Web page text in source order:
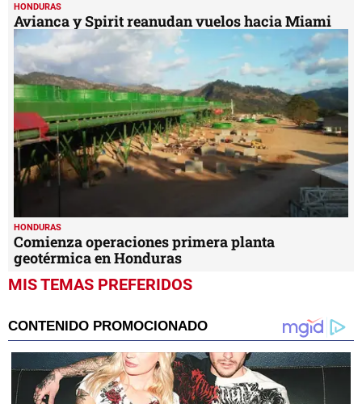
HONDURAS
Avianca y Spirit reanudan vuelos hacia Miami
HONDURAS
Comienza operaciones primera planta
geotérmica en Honduras
MIS TEMAS PREFERIDOS